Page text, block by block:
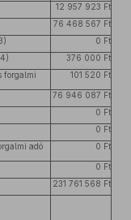
12 957 923 Ft
76 468 567 Ft
0 Ft
376 000 Ft
forgalmi
101 520 Ft
76 946 087 Ft
0 Ft
0 Ft
adó
0 Ft
0 Ft
231 761 568 Ft